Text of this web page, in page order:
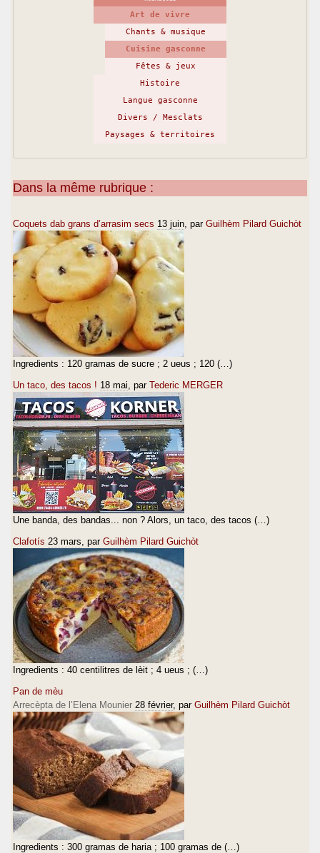
Art de vivre
Chants & musique
Cuisine gasconne
Fêtes & jeux
Histoire
Langue gasconne
Divers / Mesclats
Paysages & territoires
Dans la même rubrique :
Coquets dab grans d’arrasim secs 13 juin , par Guilhèm Pilard Guichòt
Ingredients : 120 gramas de sucre ; 2 ueus ; 120 (…)
Un taco, des tacos ! 18 mai , par Tederic MERGER
Une banda, des bandas... non ? Alors, un taco, des tacos (…)
Clafotís 23 mars , par Guilhèm Pilard Guichòt
Ingredients : 40 centilitres de lèit ; 4 ueus ; (…)
Pan de mèu
Arrecèpta de l’Elena Mounier 28 février, par Guilhèm Pilard Guichòt
Ingredients : 300 gramas de haria ; 100 gramas de (…)